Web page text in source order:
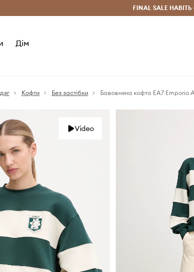
Безкоштовна доставка з ЄС (від 2800 грн) Лише
FINAL SALE НАВІТЬ
Дім
Кофти Без застібки Бавовняна кофта EA7 Emporio
Video